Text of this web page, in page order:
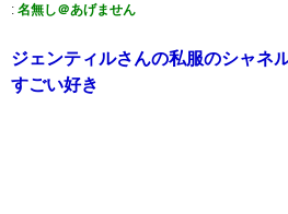
: 名無し＠あげません
ジェンティルさんの私服のシャネ
すごい好き